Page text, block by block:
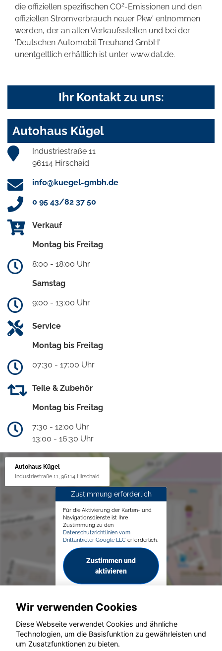
die offiziellen spezifischen CO2-Emissionen und den
offiziellen Stromverbrauch neuer Pkw' entnommen
werden, der an allen Verkaufsstellen und bei der
'Deutschen Automobil Treuhand GmbH'
unentgeltlich erhältlich ist unter www.dat.de.
Ihr Kontakt zu uns:
Autohaus Kügel
Industriestraße 11
96114 Hirschaid
info@kuegel-gmbh.de
0 95 43/82 37 50
Verkauf
Montag bis Freitag
8:00 - 18:00 Uhr
Samstag
9:00 - 13:00 Uhr
Service
Montag bis Freitag
07:30 - 17:00 Uhr
Teile & Zubehör
Montag bis Freitag
7:30 - 12:00 Uhr
13:00 - 16:30 Uhr
Autohaus Kügel
Industriestraße 11, 96114 Hirschaid
Zustimmung erforderlich
Für die Aktivierung der Karten- und
Navigationsdienste ist Ihre
Zustimmung zu den
Datenschutzrichtlinien vom
Drittanbieter Google LLC erforderlich.
Zustimmen und
aktivieren
© konjunkturmotor.de GmbH 2020 - 2026
Wir verwenden Cookies
Diese Webseite verwendet Cookies und ähnliche
Technologien, um die Basisfunktion zu gewährleisten und
um Zusatzfunktionen zu bieten.